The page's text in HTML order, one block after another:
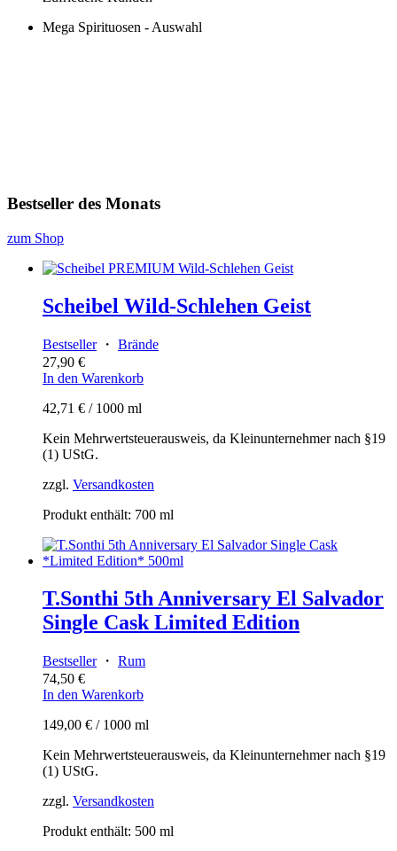
Mega Spirituosen - Auswahl
Bestseller des Monats
zum Shop
Scheibel Wild-Schlehen Geist
Bestseller・ Brände
27,90 €
In den Warenkorb
42,71 € / 1000 ml
Kein Mehrwertsteuerausweis, da Kleinunternehmer nach §19
(1) UStG.
zzgl. Versandkosten
Produkt enthält: 700 ml
T.Sonthi 5th Anniversary El Salvador
Single Cask Limited Edition
Bestseller・ Rum
74,50 €
In den Warenkorb
149,00 € / 1000 ml
Kein Mehrwertsteuerausweis, da Kleinunternehmer nach §19
(1) UStG.
zzgl. Versandkosten
Produkt enthält: 500 ml